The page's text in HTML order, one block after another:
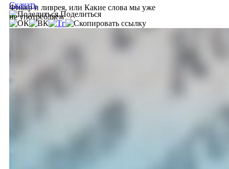
Фиакр и ливрея, или Какие слова мы уже
не употребляем
Скачать
Поделиться